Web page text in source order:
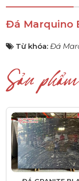
Đá Marquino
Từ khóa: Đá
Sản